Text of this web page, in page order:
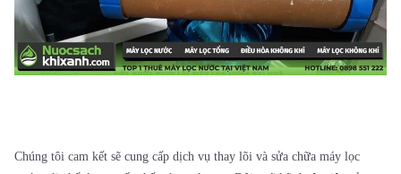
Chúng tôi cam kết sẽ cung cấp dịch vụ thay lõi và sửa chữa máy lọc